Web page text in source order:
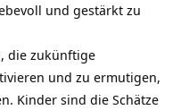
und gestärkt zu
die zukünftige
und zu ermutigen,
Kinder sind die Schätze